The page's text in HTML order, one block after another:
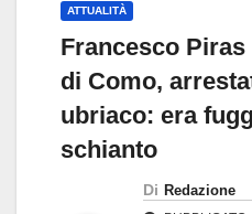
ATTUALITÀ
Francesco
di Como,
ubriaco: era
schianto
Di Redazione